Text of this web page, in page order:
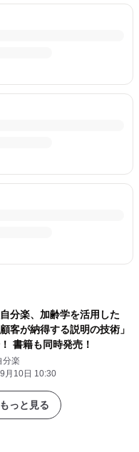
分楽、加齢学を活用した
顧客が納得する説明の技術」
書籍も同時発売！
分楽
月10日 10:30
っと見る